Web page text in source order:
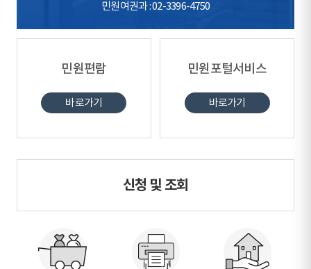
민원여권과 : 02-3396-4750
민원편람
바로가기
민원포털서비스
바로가기
신청 및 조회